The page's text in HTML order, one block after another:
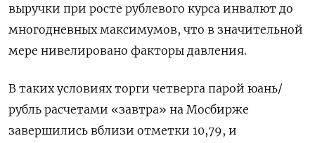
выручки при росте рублевого курса инвалют до
многодневных максимумов, что в значительной
мере нивелировано факторы давления.
В таких условиях торги четверга парой юань/
рубль расчетами «завтра» на Мосбирже
завершились вблизи отметки 10,79, и